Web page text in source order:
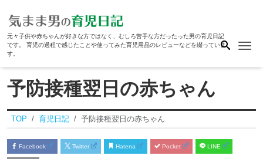
元々子供や赤ちゃんが好きな方ではなく、むしろ苦手な方だったった男の育児日記
です。 育児の過程で感じたことや使ってみた育児用品のレビューなどを綴っていま
す。
予防接種翌日の赤ちゃん
TOP 育児日記 予防接種翌日の赤ちゃん
Facebook Twitter Hatena Pocket LINE